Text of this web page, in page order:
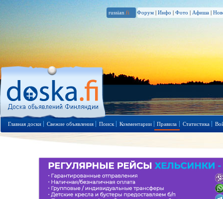
russian .fi Форум | Инфо | Фото | Афиша |
Главная доски Свежие объявления Поиск Комментарии Правила Статистика